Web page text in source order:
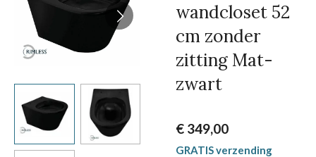
wandcloset 52
cm zonder
zitting Mat-
zwart
€ 349,00
GRATIS verzending